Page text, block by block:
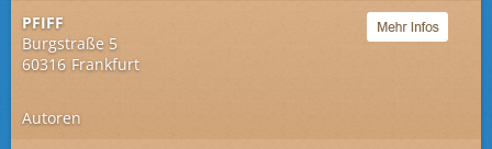
PFIFF
Burgstraße 5
60316 Frankfurt
Autoren